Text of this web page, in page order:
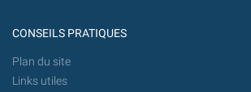
CONSEILS PRATIQUES
Plan du site
Links utiles